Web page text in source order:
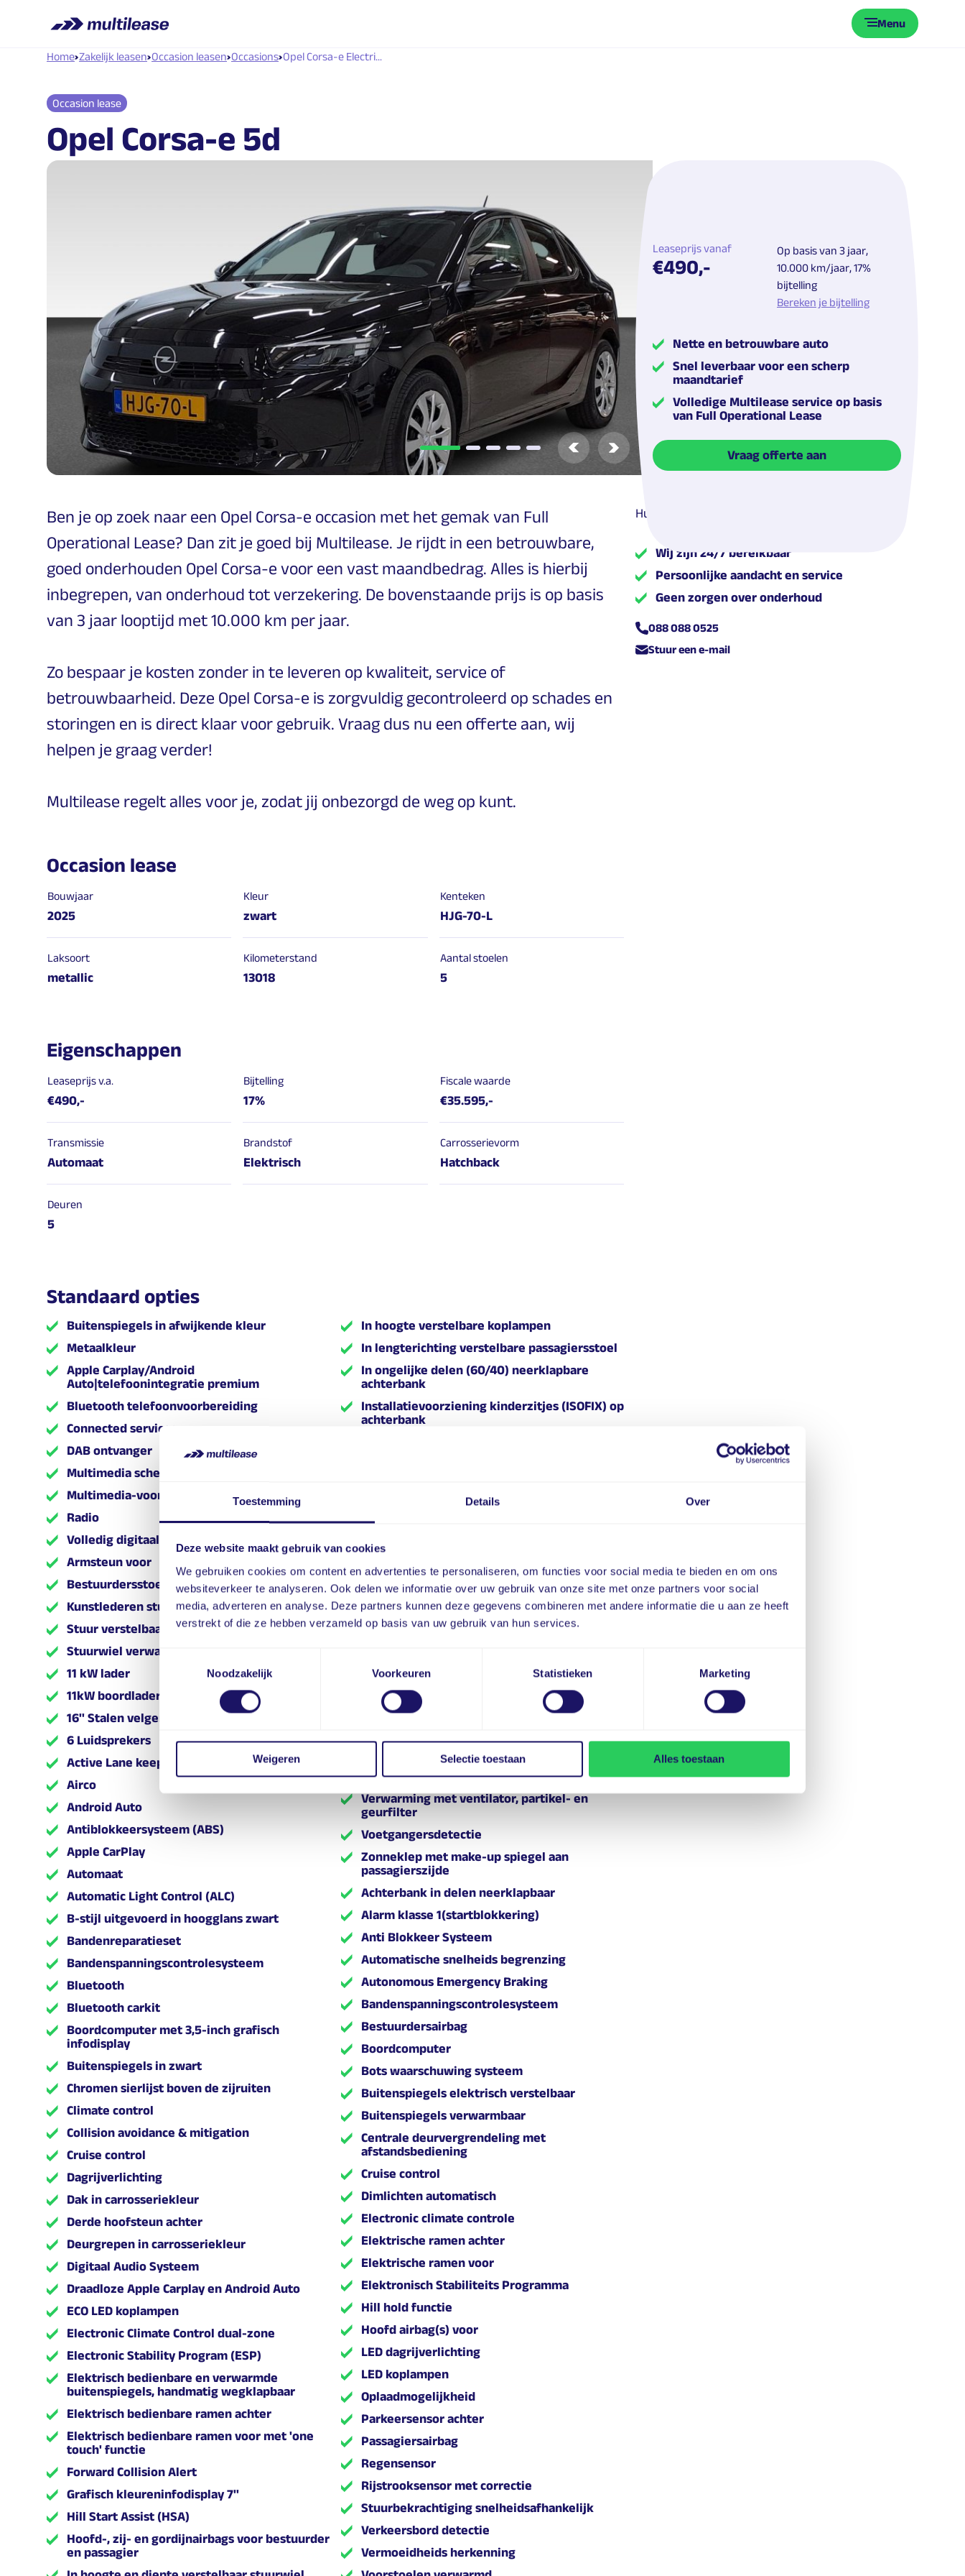
Toestemming Details Over
Deze website maakt gebruik van cookies
We gebruiken cookies om content en advertenties te personaliseren, om functies voor social media te bieden en om ons
websiteverkeer te analyseren. Ook delen we informatie over uw gebruik van onze site met onze partners voor social
media, adverteren en analyse. Deze partners kunnen deze gegevens combineren met andere informatie die u aan ze heeft
verstrekt of die ze hebben verzameld op basis van uw gebruik van hun services.
Toestemmingsselectie
Noodzakelijk
Voorkeuren Statistieken Marketing
Weigeren Selectie toestaan Alles toestaan
Menu
Home Zakelijk leasen Occasion leasen Occasions Opel Corsa-e Electri...
Opel Corsa-e 5d
Electric Long Range Edition 51 kWh SOH 97,3%
Occasion lease
Vorige Volgende
Leaseprijs vanaf
€490,-
Op basis van 3 jaar,
10.000 km/jaar, 17%
bijtelling
Bereken je bijtelling
Nette en betrouwbare auto
Snel leverbaar voor een scherp
maandtarief
Volledige Multilease service op basis
van Full Operational Lease
Vraag offerte aan
Ben je op zoek naar een Opel Corsa-e occasion met het gemak van Full
Operational Lease? Dan zit je goed bij Multilease. Je rijdt in een betrouwbare,
goed onderhouden Opel Corsa-e voor een vast maandbedrag. Alles is hierbij
inbegrepen, van onderhoud tot verzekering. De bovenstaande prijs is op basis
van 3 jaar looptijd met 10.000 km per jaar.
Zo bespaar je kosten zonder in te leveren op kwaliteit, service of
betrouwbaarheid. Deze Opel Corsa-e is zorgvuldig gecontroleerd op schades en
storingen en is direct klaar voor gebruik. Vraag dus nu een offerte aan, wij
helpen je graag verder!
Multilease regelt alles voor je, zodat jij onbezorgd de weg op kunt.
Occasion lease
Bouwjaar
2025
Kleur
zwart
Kenteken
HJG-70-L
Laksoort
metallic
Kilometerstand
13018
Aantal stoelen
5
Eigenschappen
Leaseprijs v.a.
€490,-
Bijtelling
17%
Fiscale waarde
€35.595,-
Transmissie
Automaat
Brandstof
Elektrisch
Carrosserievorm
Hatchback
Deuren
5
Standaard opties
Buitenspiegels in afwijkende kleur
Metaalkleur
Apple Carplay/Android
Auto|telefoonintegratie premium
Bluetooth telefoonvoorbereiding
Connected services
DAB ontvanger
Multimedia scherm standaard
Multimedia-voorbereiding
Radio
Volledig digitaal instrumentenpaneel
Armsteun voor
Bestuurdersstoel in hoogte verstelbaar
Kunstlederen stuurwiel
Stuur verstelbaar
Stuurwiel verwarmd
11 kW lader
11kW boordlader
16'' Stalen velgen
6 Luidsprekers
Active Lane keep assist
Airco
Android Auto
Antiblokkeersysteem (ABS)
Apple CarPlay
Automaat
Automatic Light Control (ALC)
B-stijl uitgevoerd in hoogglans zwart
Bandenreparatieset
Bandenspanningscontrolesysteem
Bluetooth
Bluetooth carkit
Boordcomputer met 3,5-inch grafisch
infodisplay
Buitenspiegels in zwart
Chromen sierlijst boven de zijruiten
Climate control
Collision avoidance & mitigation
Cruise control
Dagrijverlichting
Dak in carrosseriekleur
Derde hoofsteun achter
Deurgrepen in carrosseriekleur
Digitaal Audio Systeem
Draadloze Apple Carplay en Android Auto
ECO LED koplampen
Electronic Climate Control dual-zone
Electronic Stability Program (ESP)
Elektrisch bedienbare en verwarmde
buitenspiegels, handmatig wegklapbaar
Elektrisch bedienbare ramen achter
Elektrisch bedienbare ramen voor met 'one
touch' functie
Forward Collision Alert
Grafisch kleureninfodisplay 7''
Hill Start Assist (HSA)
Hoofd-, zij- en gordijnairbags voor bestuurder
en passagier
In hoogte verstelbare koplampen
In lengterichting verstelbare passagiersstoel
In ongelijke delen (60/40) neerklapbare
achterbank
Installatievoorziening kinderzitjes (ISOFIX) op
achterbank
LED Dagrijverlichting
Metallic lak
Middenarmsteun
Navigatie
Opel Connect
Stoelverwarming
Stoffenbekleding "Malwa" in zwart
Verkeersbordherkenning
Vermoeidheidsassistent
Verwarming met ventilator, partikel- en
geurfilter
Voetgangersdetectie
Zonneklep met make-up spiegel aan
passagierszijde
Achterbank in delen neerklapbaar
Alarm klasse 1(startblokkering)
Anti Blokkeer Systeem
Automatische snelheids begrenzing
Autonomous Emergency Braking
Bandenspanningscontrolesysteem
Bestuurdersairbag
Boordcomputer
Bots waarschuwing systeem
Buitenspiegels elektrisch verstelbaar
Buitenspiegels verwarmbaar
Centrale deurvergrendeling met
afstandsbediening
Cruise control
Dimlichten automatisch
Electronic climate controle
Elektrische ramen achter
Elektrische ramen voor
Elektronisch Stabiliteits Programma
Hill hold functie
Hoofd airbag(s) voor
LED dagrijverlichting
LED koplampen
Oplaadmogelijkheid
Parkeersensor achter
Passagiersairbag
Regensensor
Rijstrooksensor met correctie
Stuurbekrachtiging snelheidsafhankelijk
Verkeersbord detectie
Vermoeidheids herkenning
Hulp nodig? We helpen je graag op weg!
Wij zijn 24/7 bereikbaar
Persoonlijke aandacht en service
Geen zorgen over onderhoud
088 088 0525
Stuur een e-mail